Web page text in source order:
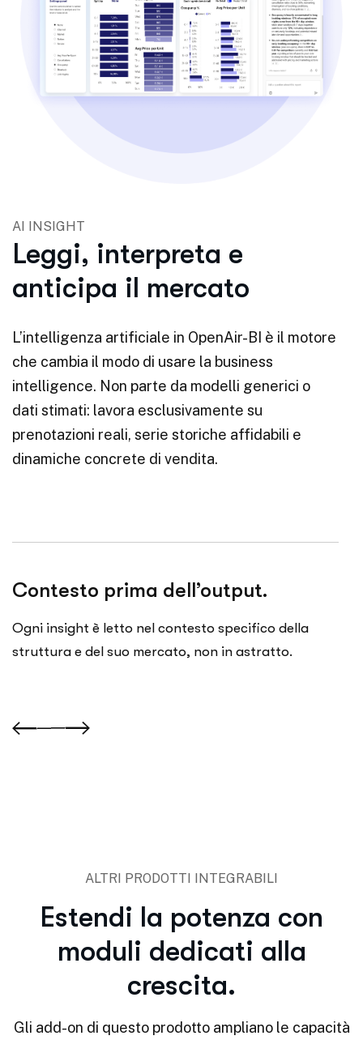
AI INSIGHT
Leggi, interpreta e
anticipa il mercato
L’intelligenza artificiale in OpenAir-BI è il motore
che cambia il modo di usare la business
intelligence. Non parte da modelli generici o
dati stimati: lavora esclusivamente su
prenotazioni reali, serie storiche affidabili e
dinamiche concrete di vendita.
Contesto prima dell’output.
Ogni insight è letto nel contesto specifico della
struttura e del suo mercato, non in astratto.
ALTRI PRODOTTI INTEGRABILI
Estendi la potenza con
moduli dedicati alla
crescita.
Gli add-on di questo prodotto ampliano le capacità